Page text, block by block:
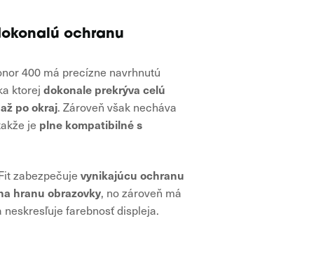
ochranu
400 má precízne navrhnutú
ktorej dokonale prekrýva celú
po okraj. Zároveň však necháva
je plne kompatibilné s
zabezpečuje vynikajúcu ochranu
hranu obrazovky, no zároveň má
farebnosť displeja.